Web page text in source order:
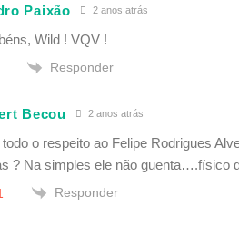
Paixão 2 anos atrás
Wild ! VQV !
Responder
Becou 2 anos atrás
o respeito ao Felipe Rodrigues
? Na simples ele não guenta….físico
Responder